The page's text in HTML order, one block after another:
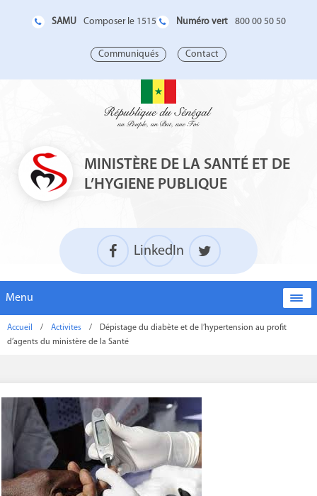
SAMU Composer le 1515 Numéro vert 800 00 50 50
Communiqués Contact
MINISTÈRE DE LA SANTÉ ET DE
L’HYGIENE PUBLIQUE
LinkedIn
Menu
Accueil / Activites /
Dépistage du diabète et de l’hypertension au profit
d’agents du ministère de la Santé